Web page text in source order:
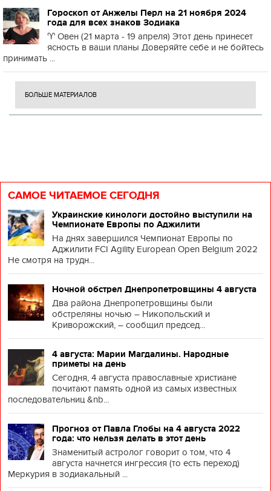
Гороскоп от Анжелы Перл на 21 ноября 2024
года для всех знаков Зодиака
♈️ Овен (21 марта - 19 апреля) Этот день принесет
ясность в ваши планы Доверяйте себе и не бойтесь
принимать ...
БОЛЬШЕ МАТЕРИАЛОВ
САМОЕ ЧИТАЕМОЕ СЕГОДНЯ
Украинские кинологи достойно выступили на
Чемпионате Европы по Аджилити
На днях завершился Чемпионат Европы по
Аджилити FCI Agility European Open Belgium 2022
Не смотря на трудн...
Ночной обстрел Днепропетровщины 4 августа
Два района Днепропетровщины были
обстреляны ночью – Никопольский и
Криворожский, – сообщил председ...
4 августа: Марии Магдалины. Народные
приметы на день
Сегодня, 4 августа православные христиане
почитают память одной из самых известных
последовательниц &nb...
Прогноз от Павла Глобы на 4 августа 2022
года: что нельзя делать в этот день
Знаменитый астролог говорит о том, что 4
августа начнется ингрессия (то есть переход)
Меркурия в зодиакальный ...